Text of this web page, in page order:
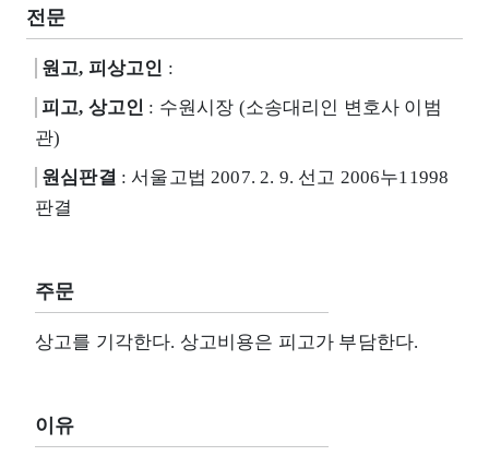
전문
원고, 피상고인 :
피고, 상고인 : 수원시장 (소송대리인 변호사 이범
관)
원심판결 : 서울고법 2007. 2. 9. 선고 2006누11998
판결
주문
상고를 기각한다. 상고비용은 피고가 부담한다.
이유